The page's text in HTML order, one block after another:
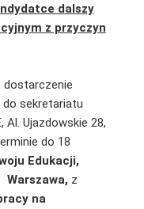
dalszy
z przyczyn
dostarczenie
sekretariatu
Al. Ujazdowskie 28,
do 18
Edukacji,
Warszawa, z
na